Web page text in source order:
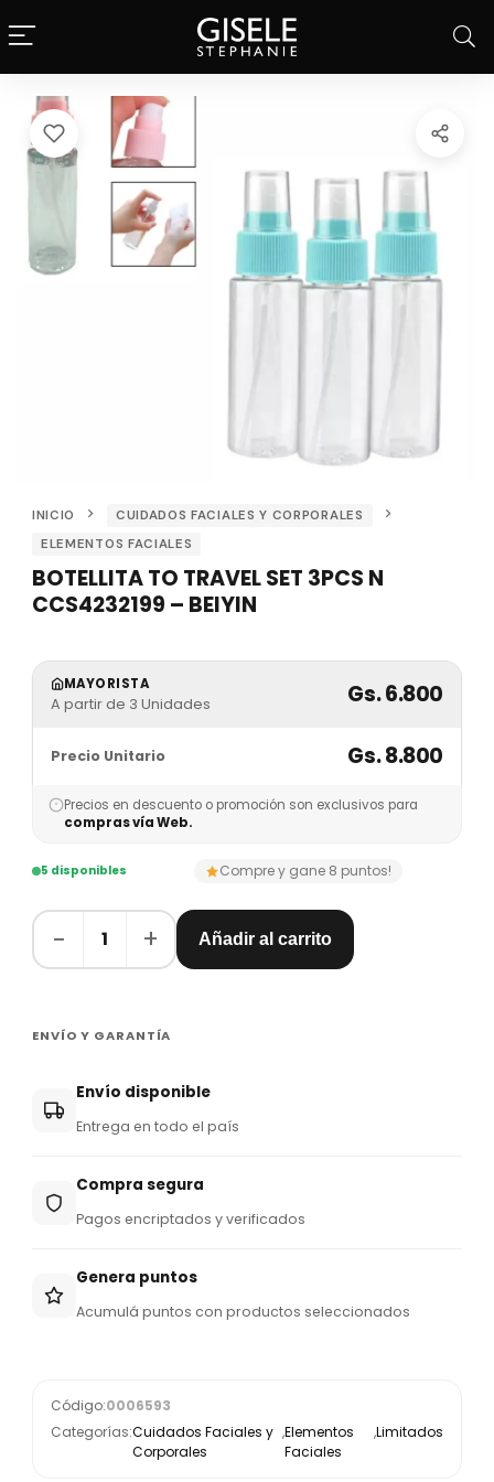
INICIO
CUIDADOS FACIALES Y CORPORALES
ELEMENTOS FACIALES
BOTELLITA TO TRAVEL SET 3PCS N
CCS4232199 – BEIYIN
MAYORISTA
A partir de 3 Unidades Gs. 6.800
Precio Unitario Gs. 8.800
Precios en descuento o promoción son exclusivos para
compras vía Web.
5 disponibles Compre y gane 8 puntos!
− 1 + Añadir al carrito
ENVÍO Y GARANTÍA
Envío disponible
Entrega en todo el país
Compra segura
Pagos encriptados y verificados
Genera puntos
Acumulá puntos con productos seleccionados
Código:0006593
Categorías:Cuidados Faciales y
Corporales
,Elementos
Faciales
,Limitados